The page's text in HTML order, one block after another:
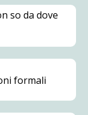
so da dove
formali